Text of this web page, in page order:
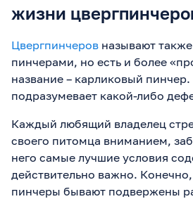
жизни
Цвергпинчеров называют
пинчерами, но есть и более
название – карликовый
подразумевает какой-либо
Каждый любящий владелец
своего питомца вниманием,
него самые лучшие условия
действительно важно.
пинчеры бывают подвержены